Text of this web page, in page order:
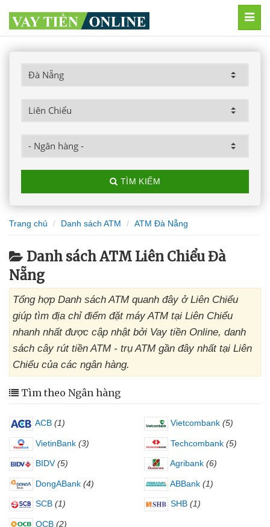
TÌM KIẾM
Trang chủ Danh sách ATM ATM Đà Nẵng
Danh sách ATM Liên Chiểu Đà
Nẵng
Tổng hợp Danh sách ATM quanh đây ở Liên Chiểu
giúp tìm địa chỉ điểm đặt máy ATM tại Liên Chiểu
nhanh nhất được cập nhật bởi Vay tiền Online, danh
sách cây rút tiền ATM - trụ ATM gần đây nhất tại Liên
Chiểu của các ngân hàng.
Tìm theo Ngân hàng
ACB (1) Vietcombank (5)
VietinBank (3) Techcombank (5)
BIDV (5) Agribank (6)
DongABank (4) ABBank (1)
SCB (1) SHB (1)
OCB (2)